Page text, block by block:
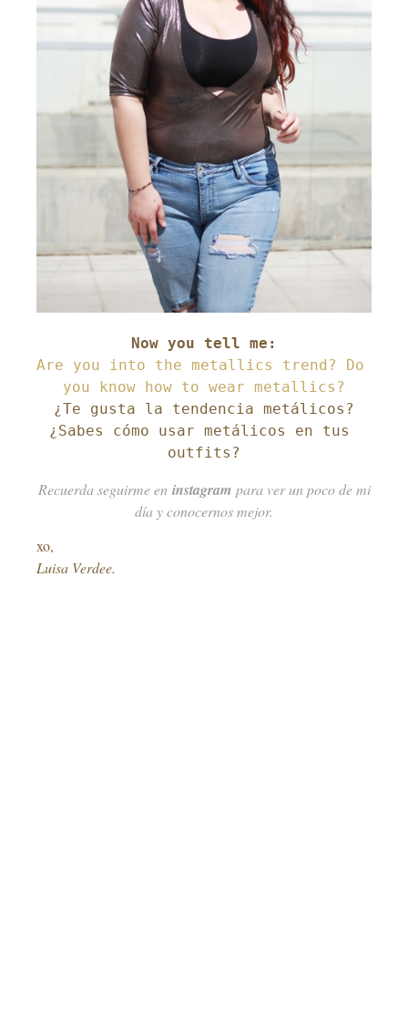
Are you into the metallics trend? Do
¿Te gusta la tendencia metálicos?
¿Sabes cómo usar metálicos en tus
outfits?
Recuerda seguirme en instagram para ver un poco de mi
día y conocernos mejor.
xo,
Luisa Verdee.